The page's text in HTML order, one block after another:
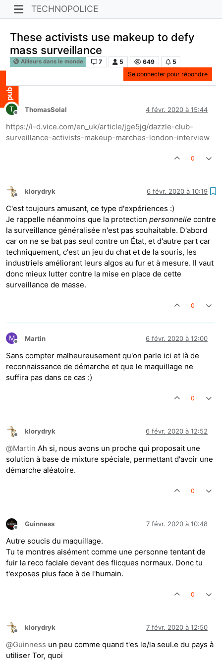
TECHNOPOLICE
These activists use makeup to defy
mass surveillance
Ailleurs dans le monde 7 5 649
5
Se connecter pour répondre
T
Hors-ligne
ThomasSolal 4 févr. 2020 à 15:44
https://i-d.vice.com/en_uk/article/jge5jg/dazzle-club-
surveillance-activists-makeup-marches-london-interview
0
Hors-ligne
klorydryk 6 févr. 2020 à 10:19
C'est toujours amusant, ce type d'expériences :)
Je rappelle néanmoins que la protection personnelle contre
la surveillance généralisée n'est pas souhaitable. D'abord
car on ne se bat pas seul contre un État, et d'autre part car
techniquement, c'est un jeu du chat et de la souris, les
industriels améliorant leurs algos au fur et à mesure. Il vaut
donc mieux lutter contre la mise en place de cette
surveillance de masse.
0
M
Hors-ligne
Martin 6 févr. 2020 à 12:00
Sans compter malheureusement qu'on parle ici et là de
reconnaissance de démarche et que le maquillage ne
suffira pas dans ce cas :)
0
Hors-ligne
klorydryk 6 févr. 2020 à 12:52
@Martin Ah si, nous avons un proche qui proposait une
solution à base de mixture spéciale, permettant d'avoir une
démarche aléatoire.
0
Hors-ligne
Guinness 7 févr. 2020 à 10:48
Autre soucis du maquillage.
Tu te montres aisément comme une personne tentant de
fuir la reco faciale devant des flicques normaux. Donc tu
t'exposes plus face à de l'humain.
0
Hors-ligne
klorydryk 7 févr. 2020 à 12:50
@Guinness un peu comme quand t'es le/la seul.e du pays à
utiliser Tor, quoi